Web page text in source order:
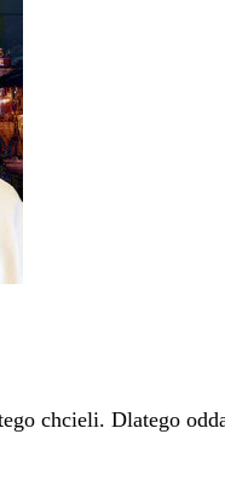
chcieli. Dlatego